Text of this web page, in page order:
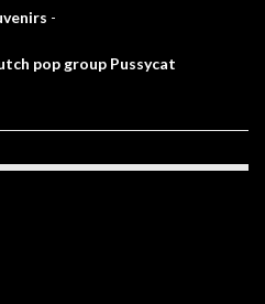
-
pop group Pussycat